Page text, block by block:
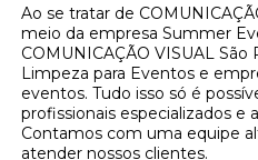
Ao se tratar de
meio da empresa Summer
COMUNICAÇÃO VISUAL São
Limpeza para Eventos e
eventos. Tudo isso só é
profissionais especializados e
Contamos com uma equipe
atender nossos clientes.